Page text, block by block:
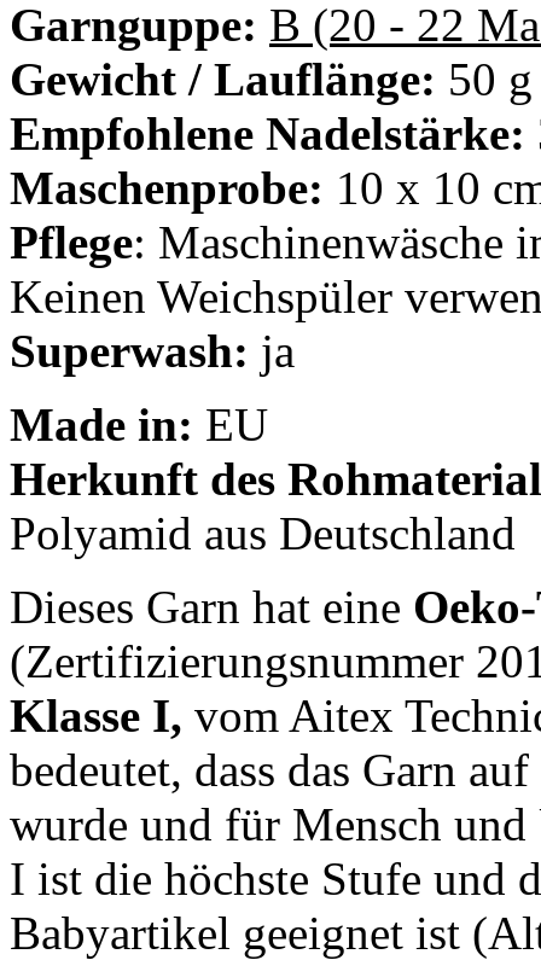
Garnguppe: B (20 - 22
Gewicht / Lauflänge: 50
Empfohlene Nadelstärke:
Maschenprobe: 10 x 10
Pflege: Maschinenwäsche
Keinen Weichspüler
Superwash: ja
Made in: EU
Herkunft des
Polyamid aus Deutschland
Dieses Garn hat eine
(Zertifizierungsnummer
Klasse I, vom Aitex
bedeutet, dass das Garn
wurde und für Mensch
I ist die höchste Stufe und
Babyartikel geeignet ist